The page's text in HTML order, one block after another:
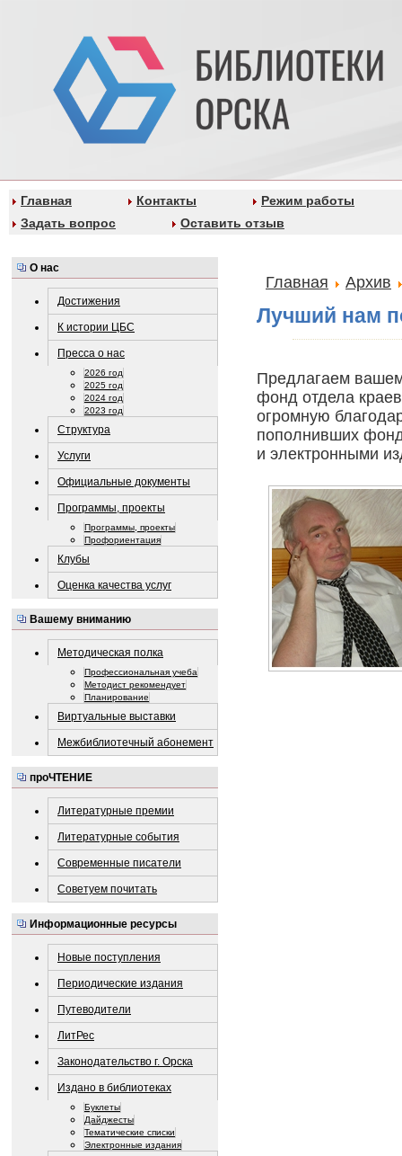
Главная Контакты
Режим работы
Задать вопрос
Оставить отзыв
О нас
Достижения
К истории ЦБС
Пресса о нас
2026 год
2025 год
2024 год
2023 год
Структура
Услуги
Официальные документы
Программы, проекты
Программы, проекты
Профориентация
Клубы
Оценка качества услуг
Вашему вниманию
Методическая полка
Профессиональная учеба
Методист рекомендует
Планирование
Виртуальные выставки
Межбиблиотечный абонемент
проЧТЕНИЕ
Литературные премии
Литературные события
Современные писатели
Советуем почитать
Информационные ресурсы
Новые поступления
Периодические издания
Путеводители
ЛитРес
Законодательство г. Орска
Издано в библиотеках
Буклеты
Дайджесты
Тематические списки
Электронные издания
Главная Архив
Лучший нам
Предлагаем
фонд отдела
огромную
пополнивших
и электронными